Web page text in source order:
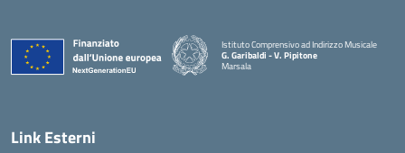
Istituto Comprensivo ad Indirizzo Musicale
G. Garibaldi - V. Pipitone
Marsala
Link Esterni